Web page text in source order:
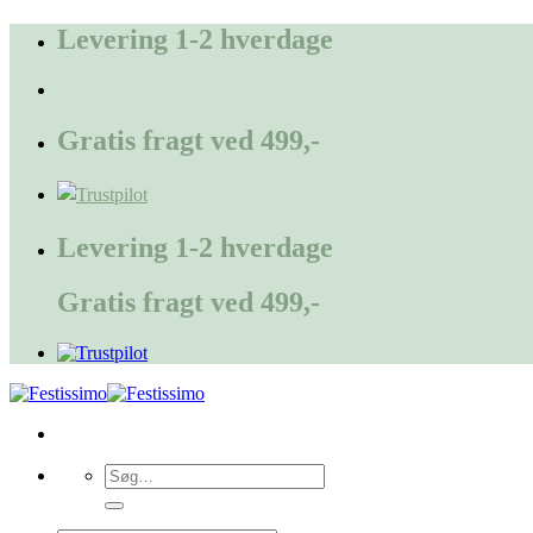
FortsætLevering 1-2 hverdage
Gratis fragt ved 499,-
Levering 1-2 hverdage
Gratis fragt ved 499,-
Søg
efter: